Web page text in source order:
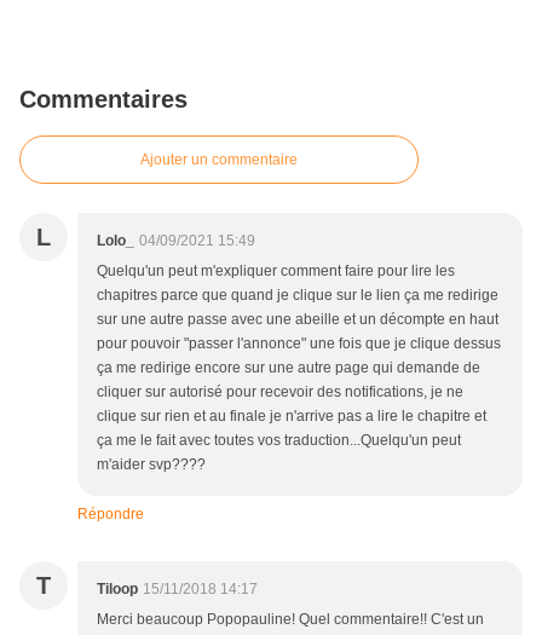
Commentaires
Ajouter un commentaire
L Lolo_
04/09/2021 15:49
Quelqu'un peut m'expliquer comment faire pour lire les
chapitres parce que quand je clique sur le lien ça me redirige
sur une autre passe avec une abeille et un décompte en haut
pour pouvoir "passer l'annonce" une fois que je clique dessus
ça me redirige encore sur une autre page qui demande de
cliquer sur autorisé pour recevoir des notifications, je ne
clique sur rien et au finale je n'arrive pas a lire le chapitre et
ça me le fait avec toutes vos traduction...Quelqu'un peut
m'aider svp????
Répondre
T Tiloop 15/11/2018 14:17
Merci beaucoup Popopauline! Quel commentaire!! C'est un